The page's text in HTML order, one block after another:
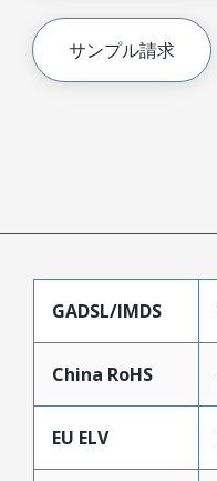
サンプル請求
GADSL/IMDS
China RoHS
EU ELV